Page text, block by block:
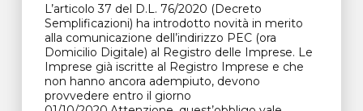
L’articolo 37 del D.L. 76/2020 (Decreto
Semplificazioni) ha introdotto novità in merito
alla comunicazione dell’indirizzo PEC (ora
Domicilio Digitale) al Registro delle Imprese. Le
Imprese già iscritte al Registro Imprese e che
non hanno ancora adempiuto, devono
provvedere entro il giorno